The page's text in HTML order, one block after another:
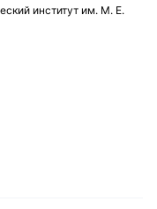
институт им. М. Е.